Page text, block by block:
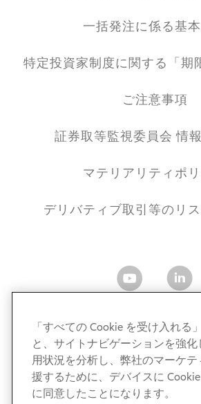
一括発注に係る基
特定投資家制度に関する「期
ご注意事項
証券取等監視委員会 情
マテリアリティポ
デリバティブ取引等のリ
アリアンツ・グローバル・インベス
会社
金融商品取引業者 関東財務局長
「すべての Cookie を受け入れる
と、サイトナビゲーションを強
用状況を分析し、弊社のマーケ
援するために、デバイスに
に同意したことになります。